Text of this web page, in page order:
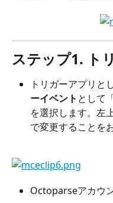
ステップ1. ト
トリガーアプリと
ーイベント として
を選択します。左
で変更することを
Octoparseアカウ